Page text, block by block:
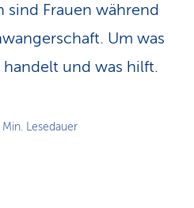
n
s
sind Frauen während
Um was
und was hilft.
Min. Lesedauer